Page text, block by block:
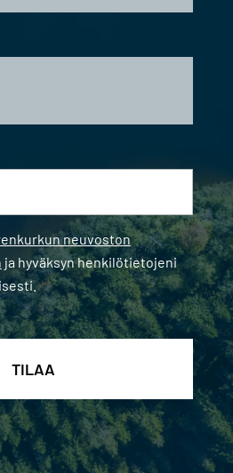
neuvoston
ja hyväksyn henkilötietojeni